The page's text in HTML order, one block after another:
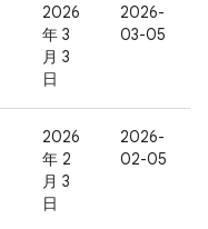
2026
年 3
月 3
日
2026-
03-05
2026
年 2
月 3
日
2026-
02-05